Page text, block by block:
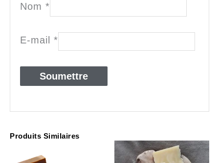
Produits Similaires
Plage
de
Nom *
E-mail *